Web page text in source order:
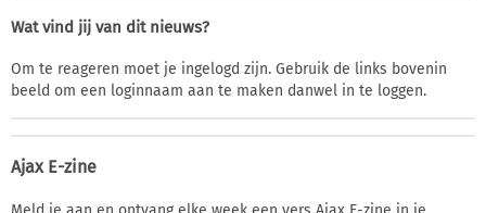
Wat vind jij van dit nieuws?
Om te reageren moet je ingelogd zijn. Gebruik de links bovenin
beeld om een loginnaam aan te maken danwel in te loggen.
Ajax E-zine